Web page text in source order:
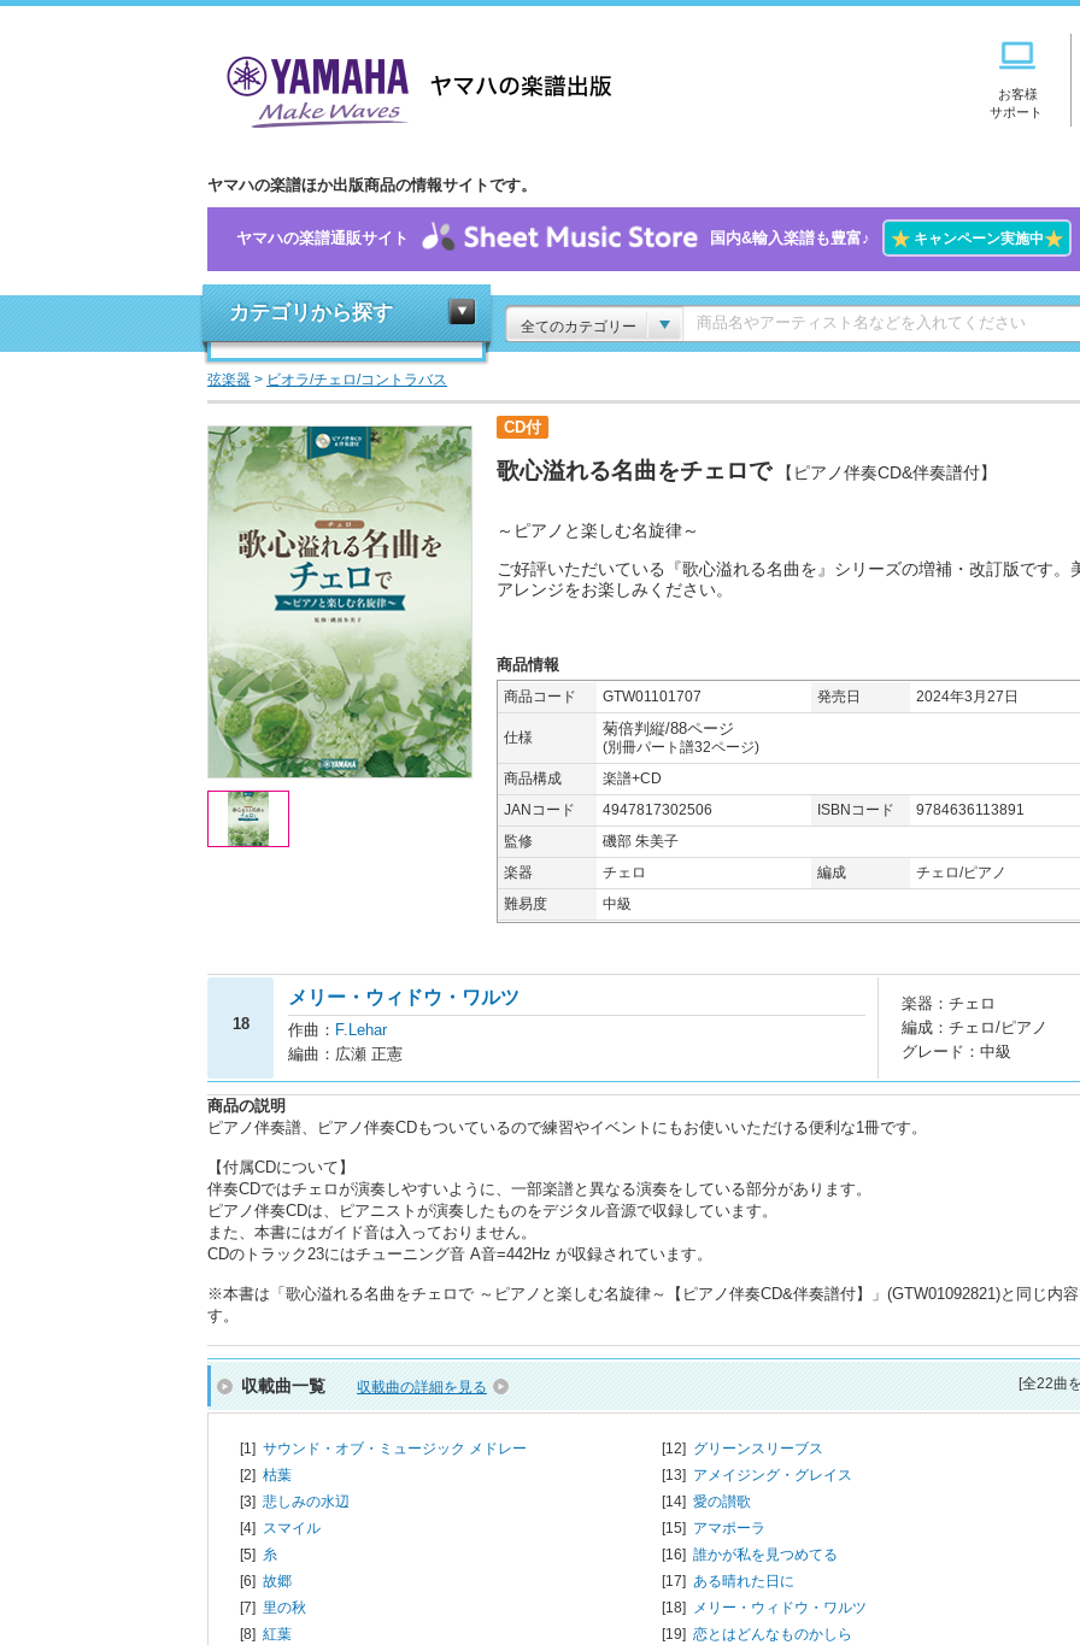
お客様
サポート
ヤマハの楽譜ほか出版商品の情報サイトです。
ヤマハの楽譜通販サイト 国内&輸入楽譜も豊富♪ ★キャンペーン実施中★
カテゴリから探す
全てのカテゴリー
弦楽器 > ビオラ/チェロ/コントラバス
CD付
歌心溢れる名曲をチェロで【ピアノ伴奏CD&伴奏譜付】
～ピアノと楽しむ名旋律～
ご好評いただいている『歌心溢れる名曲を』シリーズの増補・改訂版です。
アレンジをお楽しみください。
商品情報
商品コード GTW01101707 発売日 2024年3月27日
仕様 菊倍判縦/88ページ
(別冊パート譜32ページ)
商品構成
楽譜+CD
JANコード
4947817302506 ISBNコード
9784636113891
監修
磯部 朱美子
楽器
チェロ 編成
チェロ/ピアノ
難易度
中級
18
メリー・ウィドウ・ワルツ
作曲： F.Lehar
編曲：広瀬 正憲
楽器：チェロ
編成：チェロ/ピアノ
グレード：中級
商品の説明
ピアノ伴奏譜、ピアノ伴奏CDもついているので練習やイベントにもお使いいただける便利な1冊です。
【付属CDについて】
伴奏CDではチェロが演奏しやすいように、一部楽譜と異なる演奏をしている部分があります。
ピアノ伴奏CDは、ピアニストが演奏したものをデジタル音源で収録しています。
また、本書にはガイド音は入っておりません。
CDのトラック23にはチューニング音 A音=442Hz が収録されています。
※本書は「歌心溢れる名曲をチェロで ～ピアノと楽しむ名旋律～【ピアノ伴奏CD&伴奏譜付】」(GTW01092821)と同じ内
す。
収載曲一覧 収載曲の詳細を見る [全22曲
[1] サウンド・オブ・ミュージック メドレー
[2] 枯葉
[3] 悲しみの水辺
[4] スマイル
[5] 糸
[6] 故郷
[7] 里の秋
[8] 紅葉
[12] グリーンスリーブス
[13] アメイジング・グレイス
[14] 愛の讃歌
[15] アマポーラ
[16] 誰かが私を見つめてる
[17] ある晴れた日に
[18] メリー・ウィドウ・ワルツ
[19] 恋とはどんなものかしら